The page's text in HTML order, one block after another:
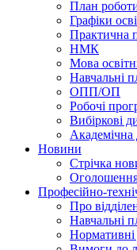
План
Графіки
Практична
НМК
Мова
Навчальнi
ОПП/ОП
Робочі
Вибiрковi
Академічна
Новини
Стрічка
Професійно-
Про
Навчальні
Нормативнi